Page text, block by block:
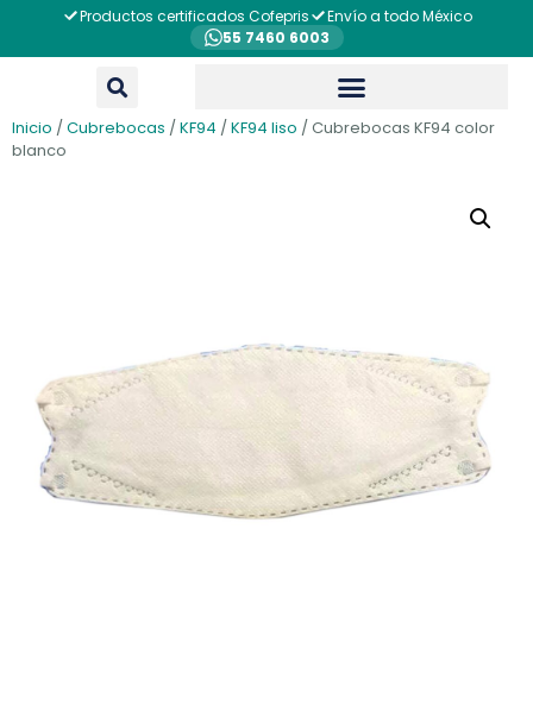
Productos certificados Cofepris
Envío a todo México
55 7460 6003
Inicio /Cubrebocas /KF94 /KF94 liso / Cubrebocas KF94 color
blanco